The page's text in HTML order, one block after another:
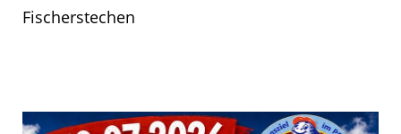
Fischerstechen